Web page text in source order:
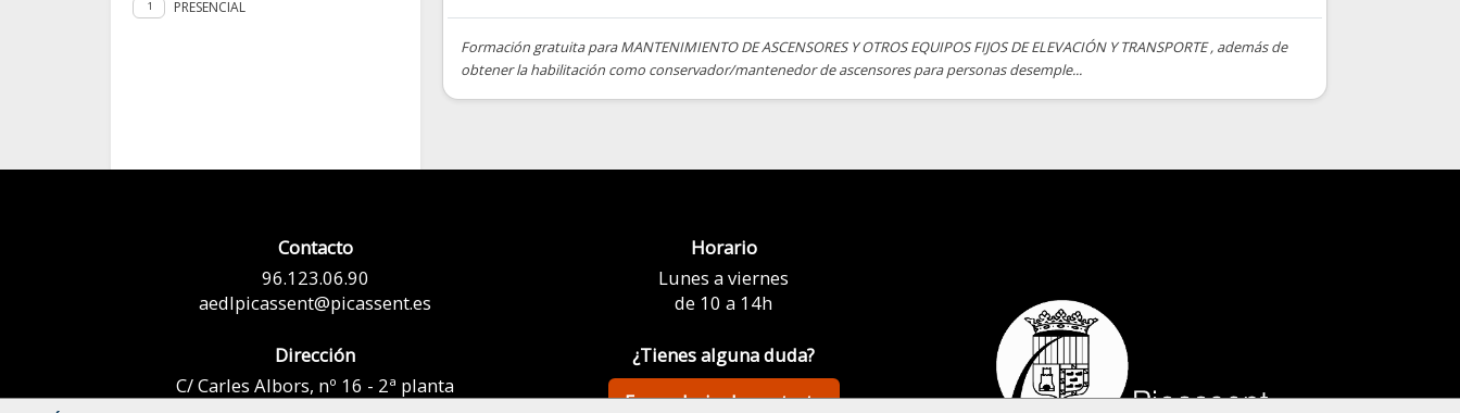
1 PRESENCIAL
Formación gratuita para MANTENIMIENTO DE ASCENSORES Y OTROS EQUIPOS FIJOS DE ELEVACIÓN Y TRANSPORTE , además de
obtener la habilitación como conservador/mantenedor de ascensores para personas desemple...
Contacto
96.123.06.90
aedlpicassent@picassent.es
Dirección
C/ Carles Albors, nº 16 - 2ª planta
Horario
Lunes a viernes
de 10 a 14h
¿Tienes alguna duda?
Formulario de contacto